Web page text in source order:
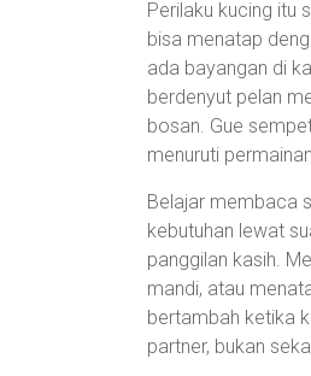
Perilaku kucing itu
bisa menatap
ada bayangan di
berdenyut pelan
bosan. Gue
menuruti
Belajar membaca
kebutuhan lewat
panggilan kasih.
mandi, atau
bertambah ketika
partner, bukan